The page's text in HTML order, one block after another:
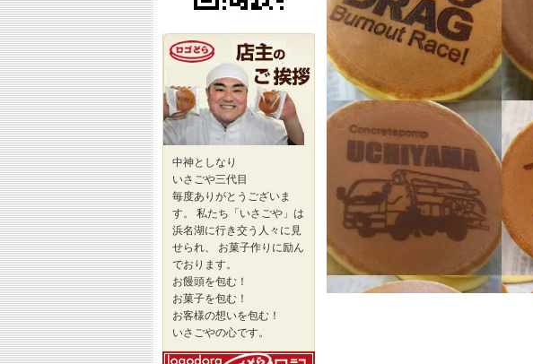
ク
ス
「ロ
ゴ
ら
Ⓡ」
店
主
の
ご
挨
拶
中神としなり
いさごや三代目
毎度ありがとうございま
す。 私たち「いさごや」は
浜名湖に行き交う人々に見
せられ、 お菓子作りに励ん
でおります。
お饅頭を包む！
お菓子を包む！
お客様の想いを包む！
いさごやの心です。
店